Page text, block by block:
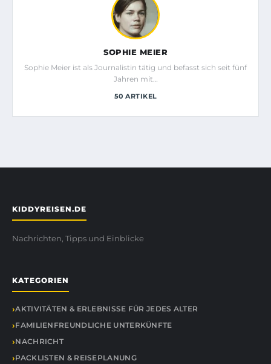
SOPHIE MEIER
Sophie Meier ist als Journalistin tätig und befasst sich seit fünf
Jahren mit…
50 ARTIKEL
KIDDYREISEN.DE
Nachrichten, Tipps und Einblicke
KATEGORIEN
AKTIVITÄTEN & ERLEBNISSE FÜR JEDES ALTER
FAMILIENFREUNDLICHE UNTERKÜNFTE
NACHRICHT
PACKLISTEN & REISEPLANUNG